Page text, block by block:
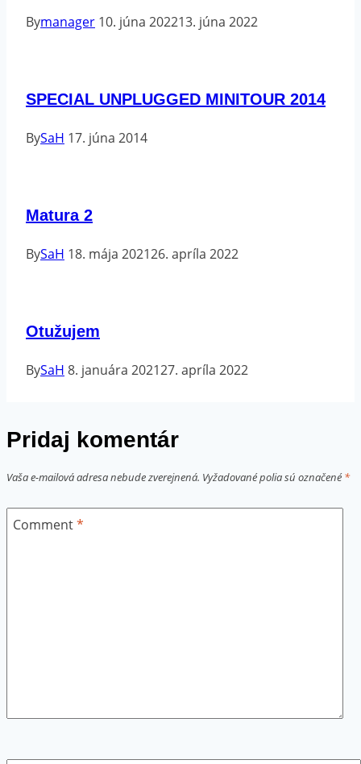
Bymanager 10. júna 202213. júna 2022
SPECIAL UNPLUGGED MINITOUR 2014
BySaH 17. júna 2014
Matura 2
BySaH 18. mája 202126. apríla 2022
Otužujem
BySaH 8. januára 202127. apríla 2022
Pridaj komentár
Vaša e-mailová adresa nebude zverejnená. Vyžadované polia sú označené*
Comment*